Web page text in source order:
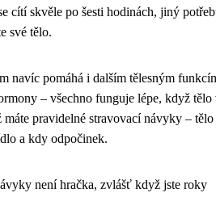
cítí skvěle po šesti hodinách, jiný
své tělo.
navíc pomáhá i dalším tělesným
– všechno funguje lépe, když tělo
pravidelné stravovací návyky – tělo
a kdy odpočinek.
není hračka, zvlášť když jste roky